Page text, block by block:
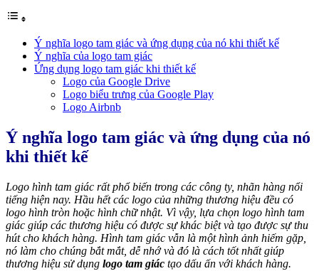
Ý nghĩa logo tam giác và ứng dụng của nó khi thiết kế
Ý nghĩa của logo tam giác
Ứng dụng logo tam giác khi thiết kế
Logo của Google Drive
Logo biểu trưng của Google Play
Logo Airbnb
Ý nghĩa logo tam giác và ứng dụng của nó
khi thiết kế
Logo hình tam giác rất phổ biến trong các công ty, nhãn hàng nổi
tiếng hiện nay. Hầu hết các logo của những thương hiệu đều có
logo hình tròn hoặc hình chữ nhật. Vì vậy, lựa chọn logo hình tam
giác giúp các thương hiệu có được sự khác biệt và tạo được sự thu
hút cho khách hàng. Hình tam giác vẫn là một hình ảnh hiếm gặp,
nó làm cho chúng bắt mắt, dễ nhớ và đó là cách tốt nhất giúp
thương hiệu sử dụng logo tam giác tạo dấu ấn với khách hàng.